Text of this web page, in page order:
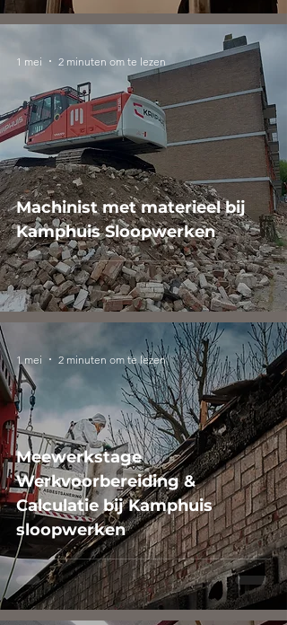
Machinist met materieel bij
Kamphuis Sloopwerken
1 mei 2 minuten om te lezen
Meewerkstage
Werkvoorbereiding &
Calculatie bij Kamphuis
sloopwerken
1 mei 2 minuten om te lezen